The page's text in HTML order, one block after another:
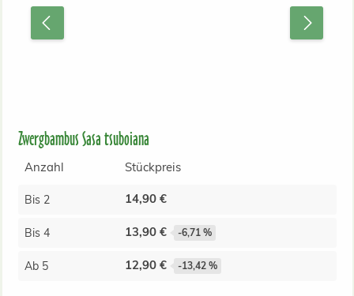
Zwergbambus Sasa tsuboiana
Anzahl Stückpreis
Bis 2 14,90 €
Bis 4 13,90 € -6,71 %
Ab 5 12,90 € -13,42 %